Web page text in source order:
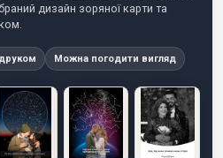
дизайн зоряної карти та
Можна погодити вигляд